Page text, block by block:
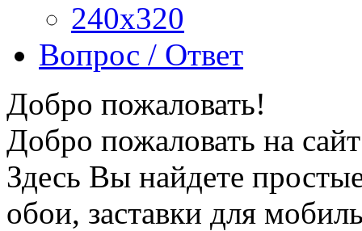
240x320
Вопрос / Ответ
Добро пожаловать!
Добро пожаловать на
Здесь Вы найдете
обои, заставки для